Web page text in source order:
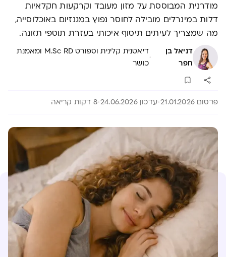
מודרנית המבוססת על מזון מעובד וקרקעות חקלאיות
דלות במינרלים מובילה לחוסר נפוץ במגנזיום באוכלוסייה,
מה שמצריך לעיתים תיסוף איכותי בעזרת תוספי תזונה.
דניאל בן
חפר
·
דיאטנית קלינית וספורט M.Sc RD ומאמנת
כושר
פרסום 21.01.2026 עדכון 24.06.2026 8 דקות קריאה